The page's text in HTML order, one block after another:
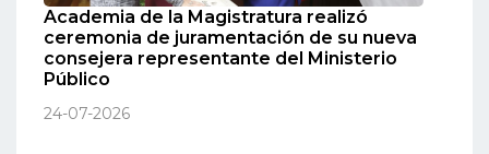
Academia de la Magistratura realizó
ceremonia de juramentación de su nueva
consejera representante del Ministerio
Público
24-07-2026